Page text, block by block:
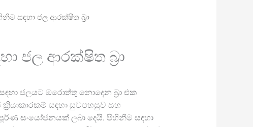
සඳහා ජල ආරක්ෂිත බ්‍රා
ජල ආරක්ෂිත බ්‍රා
ජලයට ඔරොත්තු නොදෙන බ්‍රා එක
සඳහා සුවපහසුව සහ
සංයෝජනයක් ලබා දෙයි. පිහිනීම සඳහා